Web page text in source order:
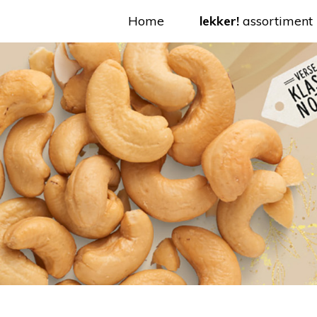
Home lekker! assortiment